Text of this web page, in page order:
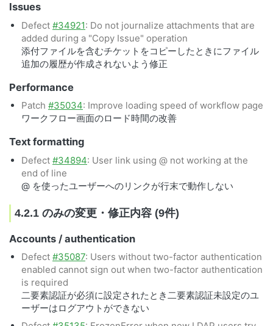
Issues
Defect #34921: Do not journalize attachments that are
added during a "Copy Issue" operation
添付ファイルを含むチケットをコピーしたときにファイル
追加の履歴が作成されないよう修正
Performance
Patch #35034: Improve loading speed of workflow page
ワークフロー画面のロード時間の改善
Text formatting
Defect #34894: User link using @ not working at the
end of line
@ を使ったユーザーへのリンクが行末で動作しない
4.2.1 のみの変更・修正内容 (9件)
Accounts / authentication
Defect #35087: Users without two-factor authentication
enabled cannot sign out when two-factor authentication
is required
二要素認証が必須に設定されたとき二要素認証未設定のユ
ーザーはログアウトができない